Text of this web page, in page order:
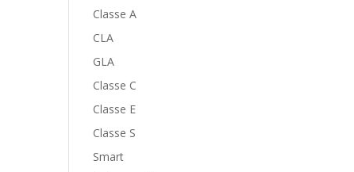
Classe A
CLA
GLA
Classe C
Classe E
Classe S
Smart